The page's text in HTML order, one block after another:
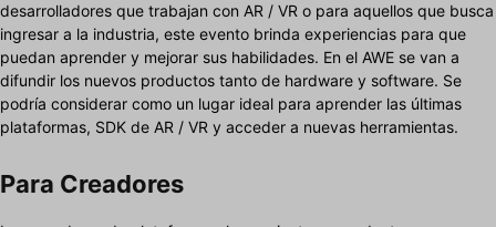
desarrolladores que trabajan con AR / VR o para aquellos que busca
ingresar a la industria, este evento brinda experiencias para que
puedan aprender y mejorar sus habilidades. En el AWE se van a
difundir los nuevos productos tanto de hardware y software. Se
podría considerar como un lugar ideal para aprender las últimas
plataformas, SDK de AR / VR y acceder a nuevas herramientas.
Para Creadores